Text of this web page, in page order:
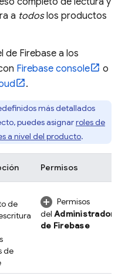
a todoslos productos
de Firebase a los
Firebase console
o
.
más detallados
puedes asignarroles de
a nivel del producto.
Permisos
de
de
Permisos
del Administrador
de Firebase